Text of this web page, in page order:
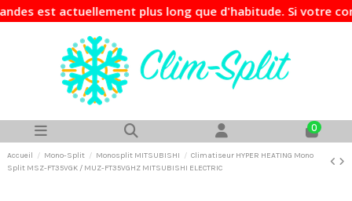
plus long que d'habitude. Si votre commande
0
Accueil Mono-Split Monosplit MITSUBISHI
Climatiseur HYPER HEATING Mono
Split MSZ-FT35VGK / MUZ-FT35VGHZ MITSUBISHI ELECTRIC